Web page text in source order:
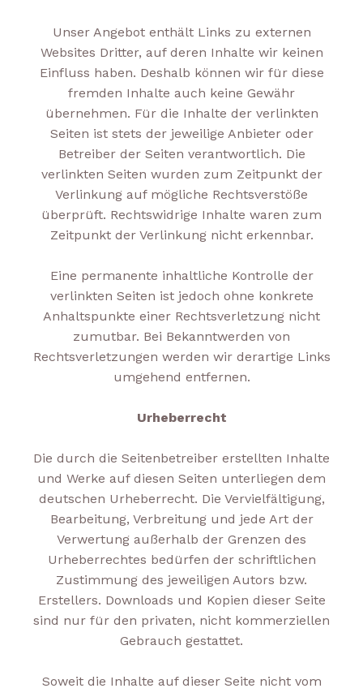
Unser Angebot enthält Links zu externen
Websites Dritter, auf deren Inhalte wir keinen
Einfluss haben. Deshalb können wir für diese
fremden Inhalte auch keine Gewähr
übernehmen. Für die Inhalte der verlinkten
Seiten ist stets der jeweilige Anbieter oder
Betreiber der Seiten verantwortlich. Die
verlinkten Seiten wurden zum Zeitpunkt der
Verlinkung auf mögliche Rechtsverstöße
überprüft. Rechtswidrige Inhalte waren zum
Zeitpunkt der Verlinkung nicht erkennbar.
Eine permanente inhaltliche Kontrolle der
verlinkten Seiten ist jedoch ohne konkrete
Anhaltspunkte einer Rechtsverletzung nicht
zumutbar. Bei Bekanntwerden von
Rechtsverletzungen werden wir derartige Links
umgehend entfernen.
Urheberrecht
Die durch die Seitenbetreiber erstellten Inhalte
und Werke auf diesen Seiten unterliegen dem
deutschen Urheberrecht. Die Vervielfältigung,
Bearbeitung, Verbreitung und jede Art der
Verwertung außerhalb der Grenzen des
Urheberrechtes bedürfen der schriftlichen
Zustimmung des jeweiligen Autors bzw.
Erstellers. Downloads und Kopien dieser Seite
sind nur für den privaten, nicht kommerziellen
Gebrauch gestattet.
Soweit die Inhalte auf dieser Seite nicht vom